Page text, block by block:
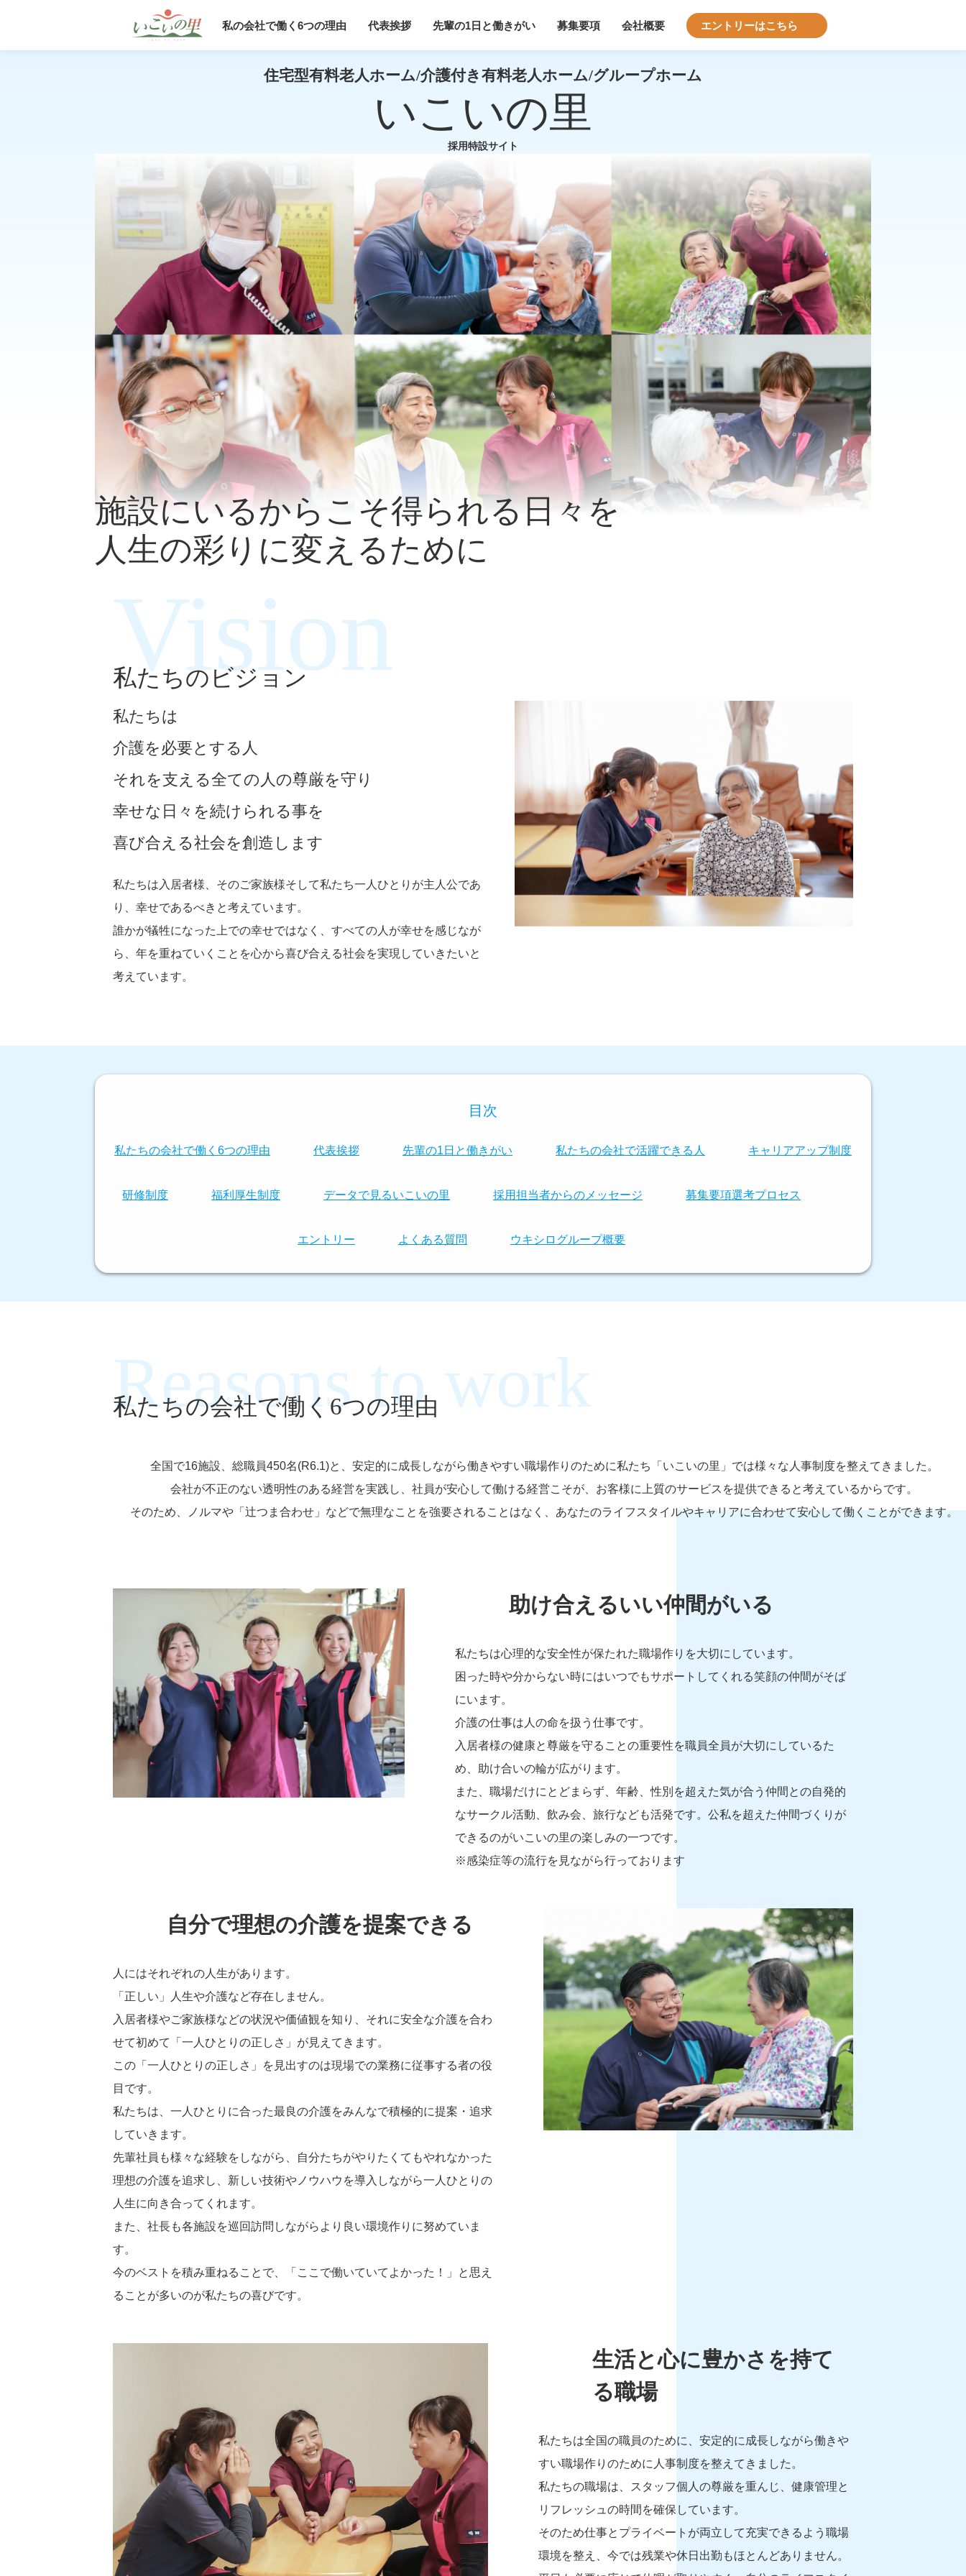
私の会社で働く6つの理由 代表挨拶 先輩の1日と働きがい 募集要項 会社概要 エントリーはこちら
住宅型有料老人ホーム/介護付き有料老人ホーム/グループホーム
いこいの里
採用特設サイト
施設にいるからこそ得られる日々を
人生の彩りに変えるために
私たちのビジョン
私たちは
介護を必要とする人
それを支える全ての人の尊厳を守り
幸せな日々を続けられる事を
喜び合える社会を創造します
私たちは入居者様、そのご家族様そして私たち一人ひとりが主人公であ
り、幸せであるべきと考えています。
誰かが犠牲になった上での幸せではなく、すべての人が幸せを感じなが
ら、年を重ねていくことを心から喜び合える社会を実現していきたいと
考えています。
目次
私たちの会社で働く6つの理由 代表挨拶 先輩の1日と働きがい 私たちの会社で活躍できる人 キャリアアップ制度
研修制度 福利厚生制度 データで見るいこいの里 採用担当者からのメッセージ 募集要項選考プロセス
エントリー よくある質問 ウキシログループ概要
私たちの会社で働く6つの理由
全国で16施設、総職員450名(R6.1)と、安定的に成長しながら働きやすい職場作りのために私たち「いこいの里」では様々な人事制度を整えてきました。
会社が不正のない透明性のある経営を実践し、社員が安心して働ける経営こそが、お客様に上質のサービスを提供できると考えているからです。
そのため、ノルマや「辻つま合わせ」などで無理なことを強要されることはなく、あなたのライフスタイルやキャリアに合わせて安心して働くことができます。
助け合えるいい仲間がいる
私たちは心理的な安全性が保たれた職場作りを大切にしています。
困った時や分からない時にはいつでもサポートしてくれる笑顔の仲間がそば
にいます。
介護の仕事は人の命を扱う仕事です。
入居者様の健康と尊厳を守ることの重要性を職員全員が大切にしているた
め、助け合いの輪が広がります。
また、職場だけにとどまらず、年齢、性別を超えた気が合う仲間との自発的
なサークル活動、飲み会、旅行なども活発です。公私を超えた仲間づくりが
できるのがいこいの里の楽しみの一つです。
※感染症等の流行を見ながら行っております
自分で理想の介護を提案できる
人にはそれぞれの人生があります。
「正しい」人生や介護など存在しません。
入居者様やご家族様などの状況や価値観を知り、それに安全な介護を合わ
せて初めて「一人ひとりの正しさ」が見えてきます。
この「一人ひとりの正しさ」を見出すのは現場での業務に従事する者の役
目です。
私たちは、一人ひとりに合った最良の介護をみんなで積極的に提案・追求
していきます。
先輩社員も様々な経験をしながら、自分たちがやりたくてもやれなかった
理想の介護を追求し、新しい技術やノウハウを導入しながら一人ひとりの
人生に向き合ってくれます。
また、社長も各施設を巡回訪問しながらより良い環境作りに努めていま
す。
今のベストを積み重ねることで、「ここで働いていてよかった！」と思え
ることが多いのが私たちの喜びです。
生活と心に豊かさを持て
る職場
私たちは全国の職員のために、安定的に成長しながら働きや
すい職場作りのために人事制度を整えてきました。
私たちの職場は、スタッフ個人の尊厳を重んじ、健康管理と
リフレッシュの時間を確保しています。
そのため仕事とプライベートが両立して充実できるよう職場
環境を整え、今では残業や休日出勤もほとんどありません。